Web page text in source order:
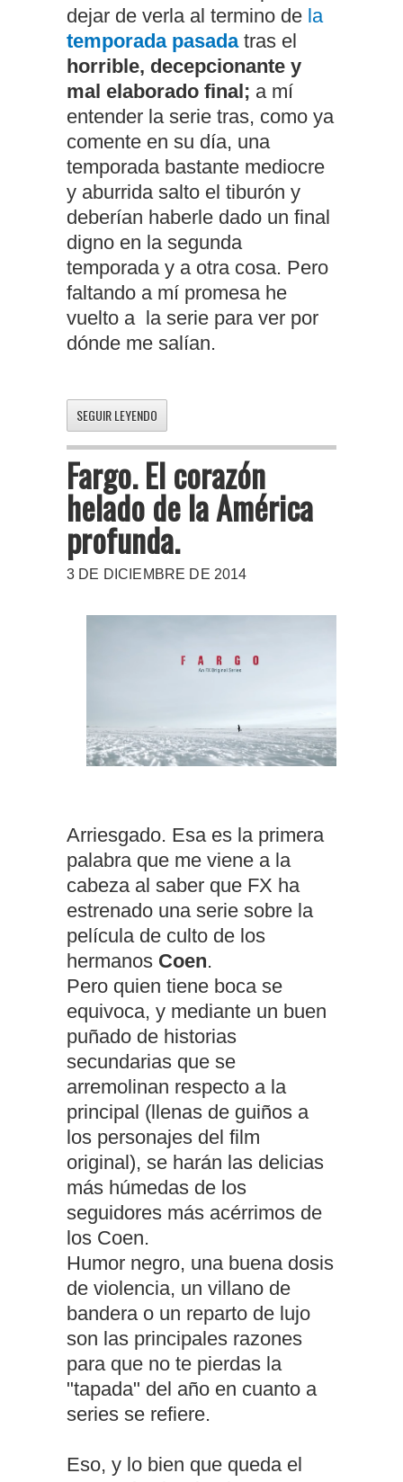
dejar de verla al termino de la
temporada pasadatras el
horrible, decepcionante y
mal elaborado final; a mí
entender la serie tras, como ya
comente en su día, una
temporada bastante mediocre
y aburrida salto el tiburón y
deberían haberle dado un final
digno en la segunda
temporada y a otra cosa. Pero
faltando a mí promesa he
vuelto a la serie para ver por
dónde me salían.
SEGUIR LEYENDO
Fargo. El corazón
helado de la América
profunda.
3 DE DICIEMBRE DE 2014
Arriesgado. Esa es la primera
palabra que me viene a la
cabeza al saber que FX ha
estrenado una serie sobre la
película de culto de los
hermanos Coen.
Pero quien tiene boca se
equivoca, y mediante un buen
puñado de historias
secundarias que se
arremolinan respecto a la
principal (llenas de guiños a
los personajes del film
original), se harán las delicias
más húmedas de los
seguidores más acérrimos de
los Coen.
Humor negro, una buena dosis
de violencia, un villano de
bandera o un reparto de lujo
son las principales razones
para que no te pierdas la
"tapada" del año en cuanto a
series se refiere.
Eso, y lo bien que queda el